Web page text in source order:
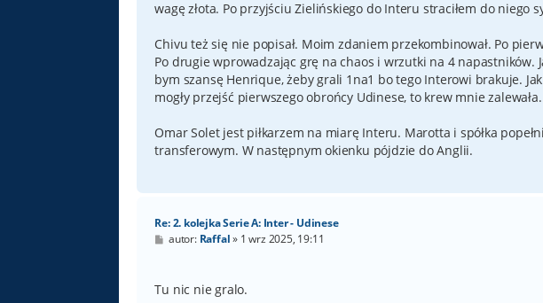
wagę złota. Po przyjściu Zielińskiego do Interu straciłem do niego
Chivu też się nie popisał. Moim zdaniem przekombinował. Po
Po drugie wprowadzając grę na chaos i wrzutki na 4 napastników.
bym szansę Henrique, żeby grali 1na1 bo tego Interowi brakuje.
mogły przejść pierwszego obrońcy Udinese, to krew mnie
Omar Solet jest piłkarzem na miarę Interu. Marotta i spółka
transferowym. W następnym okienku pójdzie do Anglii.
Re: 2. kolejka Serie A: Inter - Udinese
Pautor: Raffal» 1 wrz 2025, 19:11
Tu nic nie gralo.